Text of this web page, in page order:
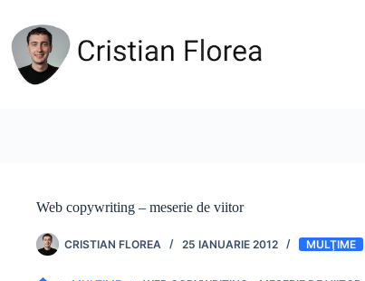
conținut
Web copywriting – meserie de viitor
CRISTIAN FLOREA 25 IANUARIE 2012 MULŢIME